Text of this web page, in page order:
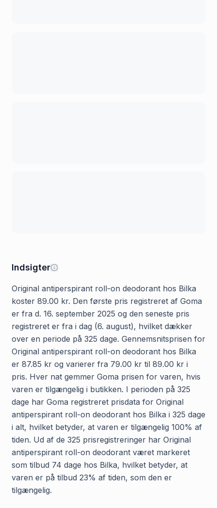
Indsigter
Original antiperspirant roll-on deodorant hos Bilka
koster 89.00 kr. Den første pris registreret af Goma
er fra d. 16. september 2025 og den seneste pris
registreret er fra i dag (6. august), hvilket dækker
over en periode på 325 dage. Gennemsnitsprisen for
Original antiperspirant roll-on deodorant hos Bilka
er 87.85 kr og varierer fra 79.00 kr til 89.00 kr i
pris. Hver nat gemmer Goma prisen for varen, hvis
varen er tilgængelig i butikken. I perioden på 325
dage har Goma registreret prisdata for Original
antiperspirant roll-on deodorant hos Bilka i 325 dage
i alt, hvilket betyder, at varen er tilgængelig 100% af
tiden. Ud af de 325 prisregistreringer har Original
antiperspirant roll-on deodorant været markeret
som tilbud 74 dage hos Bilka, hvilket betyder, at
varen er på tilbud 23% af tiden, som den er
tilgængelig.